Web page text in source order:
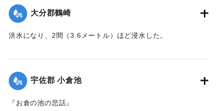
大分郡鶴崎
洪水になり、2間（3.6メートル）ほど浸水した。
｜固有コード:00035002
宇佐郡 小倉池
『お倉の池の悲話』